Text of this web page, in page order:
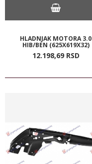
HLADNJAK MOTORA 3.0
HIB/BEN (625X619X32)
12.198,69 RSD